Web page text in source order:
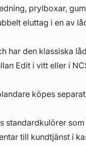
prylboxar,
eluttag i en av
har den klassiska
Edit i vitt eller i
köpes
standardkulörer
till kundtjänst i